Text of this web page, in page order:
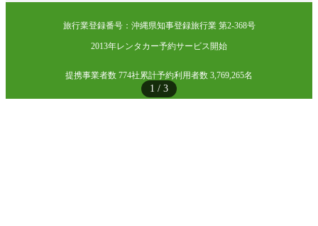
1 / 3
旅行業登録番号：沖縄県知事登録旅行業 第2-368号
2013年レンタカー予約サービス開始
提携事業者数 774社累計予約利用者数 3,769,265名